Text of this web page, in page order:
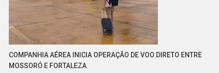
COMPANHIA AÉREA INICIA OPERAÇÃO DE VOO DIRETO ENTRE
MOSSORÓ E FORTALEZA